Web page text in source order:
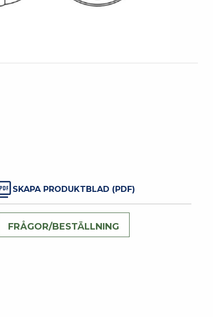
SKAPA PRODUKTBLAD (PDF)
FRÅGOR/BESTÄLLNING